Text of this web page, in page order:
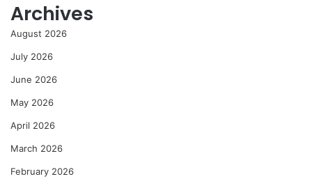
Archives
August 2026
July 2026
June 2026
May 2026
April 2026
March 2026
February 2026